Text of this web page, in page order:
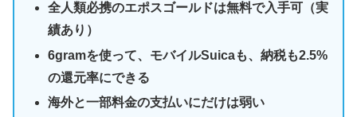
全人類必携のエポスゴールドは無料で入手可（実
績あり）
6gramを使って、モバイルSuicaも、納税も2.5%
の還元率にできる
海外と一部料金の支払いにだけは弱い